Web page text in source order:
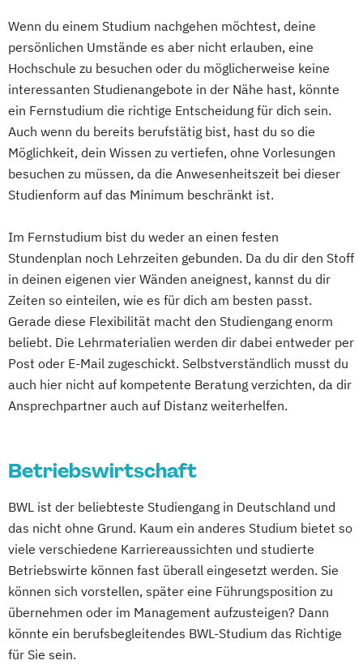
Geschäftsprozessmanagement
Strategy & Leadership
Supply Chain Management (SCM)
Taxation Accounting Finance
Transport- und Logistikrecht
Transportsysteme
UX Design & Management
Unternehmensführung
Unternehmensrecht
Praxiswissen für den Finanzbereich
Vertriebs- und Handelsmanagement
Wirtschaftsbeziehungen & internationale
Politik
Wirtschaftspsychologie Wirtschaftsrecht
Wirtschaftsspanisch
E-Commerce Manager/in
Elektrofachkraft (IHK) für festgelegte
Tätigkeiten nach DGUV Vorschrift
Elektrotechnik-Grundlagen
Energiemanager/in Englisch für Anfänger
Englisch für Fortgeschrittene
Englisch für den Beruf B1/B2
Entspannungstrainer/in
Ernährungsberater/in für Sportler/innen
Ernährungsberater/in für vegetarische und
vegane Kostformen
Erziehungsberatung
Eventmanagement (IHK)
Fachberatung für die Ernährung von
Säuglingen
Kindern und Jugendlichen
Fachhochschulreife
Fachinformatiker/in – Weiterbildung zum
Schwerpunkt Digitalisierung
Fachinformatiker/in – Weiterbildung zum
Schwerpunkt Systemintegration
Fachkraft für (früh-)kindliche
Sprachentwicklung und Sprachförderung
Fachkraft für Forderungsmanagement
(SGD)
Fachkraft für Gesundheits- und
Energieverfahrenstechnik
Energiewirtschaft und -management
Engineering Management
Fahrzeugtechnik Game Design
Game Development
Gestaltung interaktiver Systeme
Grundlagen des Software Engineering
IT-Sicherheit Industriedesign
Informatik
Ingenieurpsychologie
KI und maschinelles Lernen
Kommunikationsdesign
Kunststofftechnik
Lebensmittelverfahrenstechnik
Leit- und Sicherungstechnik
Maschinenbau Materials Science
Mathematik für Studierende
wirtschaftswissenschaftlicher Fächer
Medizinische Informatik Medizintechnik
Nachhaltiges Design
Nachhaltigkeitsmanagement
Nachhaltigkeitstechnologien und -
management
Nationale und internationale Zertifizierung
Stelle an der FernUniversität („externe
Promotion“).
Geschichte Europas – Epochen
Umbrüche
Verflechtungen
Grundlagen Kulturwissenschaftliche
Literaturwissenschaft
Informatik Kulturwissenschaft
Mathematik
Softwareentwicklung
Mathematische und informatische
Grundlagen
Neuere deutsche Literatur im
medienkulturellen Kontext
Philosophie im europäischen Kontext
Philosophie – Philosophie im europäischen
Kontext
Politikwissenschaft
Praktische Informatik Psychologie
Psychologie: Entwicklung und Bildung
Psychologie: Entwicklung und Gesundheit
Psychologie: Soziale Prozesse und
Psychologie: Soziale Prozesse
Diversität und Intervention
Wenn du einem Studium nachgehen möchtest, deine
persönlichen Umstände es aber nicht erlauben, eine
Hochschule zu besuchen oder du möglicherweise keine
interessanten Studienangebote in der Nähe hast, könnte
ein Fernstudium die richtige Entscheidung für dich sein.
Auch wenn du bereits berufstätig bist, hast du so die
Möglichkeit, dein Wissen zu vertiefen, ohne Vorlesungen
besuchen zu müssen, da die Anwesenheitszeit bei dieser
Studienform auf das Minimum beschränkt ist.
Im Fernstudium bist du weder an einen festen
Stundenplan noch Lehrzeiten gebunden. Da du dir den Stoff
in deinen eigenen vier Wänden aneignest, kannst du dir
Zeiten so einteilen, wie es für dich am besten passt.
Gerade diese Flexibilität macht den Studiengang enorm
beliebt. Die Lehrmaterialien werden dir dabei entweder per
Post oder E-Mail zugeschickt. Selbstverständlich musst du
auch hier nicht auf kompetente Beratung verzichten, da dir
Ansprechpartner auch auf Distanz weiterhelfen.
Betriebswirtschaft
BWL ist der beliebteste Studiengang in Deutschland und
das nicht ohne Grund. Kaum ein anderes Studium bietet so
viele verschiedene Karriereaussichten und studierte
Betriebswirte können fast überall eingesetzt werden. Sie
können sich vorstellen, später eine Führungsposition zu
übernehmen oder im Management aufzusteigen? Dann
könnte ein berufsbegleitendes BWL-Studium das Richtige
für Sie sein.